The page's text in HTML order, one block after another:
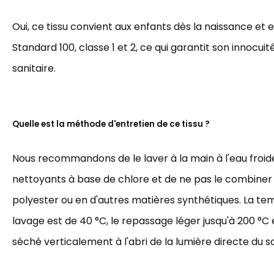
Oui, ce tissu convient aux enfants dès la naissance et
Standard 100, classe 1 et 2, ce qui garantit son
sanitaire.
Quelle est la méthode d'entretien de ce tissu ?
Nous recommandons de le laver à la main à l'eau
nettoyants à base de chlore et de ne pas le
polyester ou en d'autres matières synthétiques. La
lavage est de 40 °C, le repassage léger jusqu'à 200
séché verticalement à l'abri de la lumière directe du